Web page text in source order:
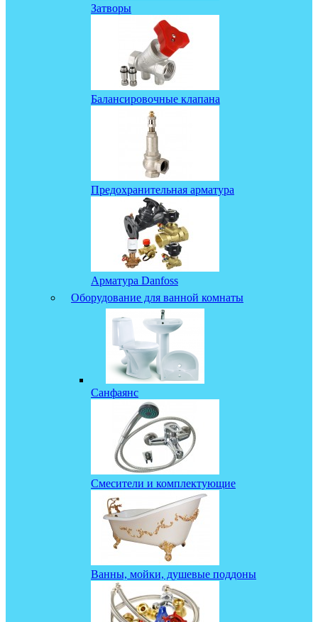
Затворы
Балансировочные клапана
Предохранительная арматура
Арматура Danfoss
Оборудование для ванной комнаты
Санфаянс
Смесители и комплектующие
Ванны, мойки, душевые поддоны